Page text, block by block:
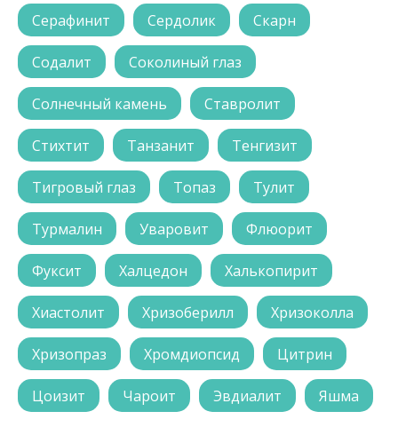
Серафинит Сердолик Скарн
Содалит Соколиный глаз
Солнечный камень Ставролит
Стихтит Танзанит Тенгизит
Тигровый глаз Топаз Тулит
Турмалин Уваровит Флюорит
Фуксит Халцедон Халькопирит
Хиастолит Хризоберилл Хризоколла
Хризопраз Хромдиопсид Цитрин
Цоизит Чароит Эвдиалит Яшма